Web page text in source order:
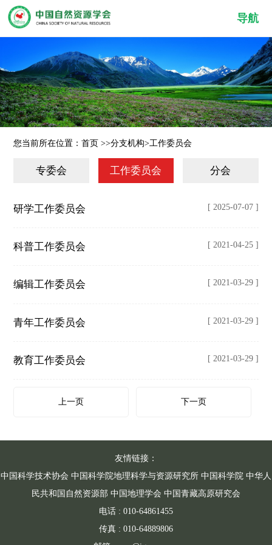
导航
您当前所在位置：首页 >>分支机构>工作委员会
专委会 工作委员会 分会
研学工作委员会 [ 2025-07-07 ]
科普工作委员会 [ 2021-04-25 ]
编辑工作委员会 [ 2021-03-29 ]
青年工作委员会 [ 2021-03-29 ]
教育工作委员会 [ 2021-03-29 ]
上一页 下一页
友情链接：
中国科学技术协会 中国科学院地理科学与资源研究所 中国科学院 中华人
民共和国自然资源部 中国地理学会 中国青藏高原研究会
电话 : 010-64861455
传真 : 010-64889806